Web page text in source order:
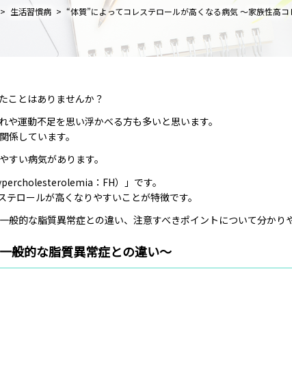
生活習慣病 “体質”によってコレステロールが高くなる病気 ～家族性高
ことはありませんか？
運動不足を思い浮かべる方も多いと思います。
しています。
すい病気があります。
：FH）」です。
ロールが高くなりやすいことが特徴です。
般的な脂質異常症との違い、注意すべきポイントについて分かり
般的な脂質異常症との違い～